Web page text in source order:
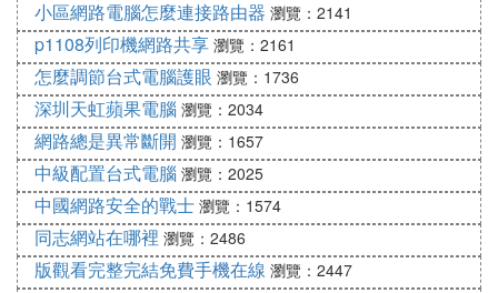
內容，但如果輸入的是頂級域名，也就是網址中只有
一個點的，那麼，出來的是所有的這個域名下的內
容。
3、比如很多域名下有N個網站，那麼，site頂級域
名，出來的是所有網站的內容。
4、還有什麼不懂的，可以去一些專業博客看看，那
些會有很多相關教程。
⑺ 技巧 | 如何通過搜索引擎找到我們想要
小區網路電腦怎麼連接路由器 瀏覽：2141
p1108列印機網路共享 瀏覽：2161
怎麼調節台式電腦護眼 瀏覽：1736
深圳天虹蘋果電腦 瀏覽：2034
網路總是異常斷開 瀏覽：1657
中級配置台式電腦 瀏覽：2025
中國網路安全的戰士 瀏覽：1574
同志網站在哪裡 瀏覽：2486
版觀看完整完結免費手機在線 瀏覽：2447